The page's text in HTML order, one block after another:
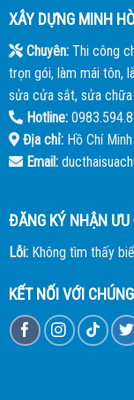
XÂY DỰNG MINH
Chuyên:Thi công
trọn gói, làm mái tôn,
sửa cửa sắt, sửa
Hotline:
Địa chỉ:Hồ Chí Minh
Email:
ĐĂNG KÝ NHẬN
Lỗi:Không tìm thấy
KẾT NỐI VỚI